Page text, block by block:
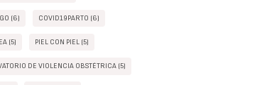
(6) COVID19PARTO (6)
(5) PIEL CON PIEL (5)
DE VIOLENCIA OBSTÉTRICA (5)